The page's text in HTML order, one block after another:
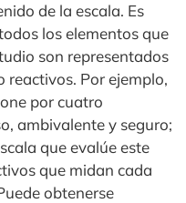
de la escala. Es
los elementos que
son representados
reactivos. Por ejemplo,
por cuatro
ambivalente y seguro;
que evalúe este
que midan cada
obtenerse